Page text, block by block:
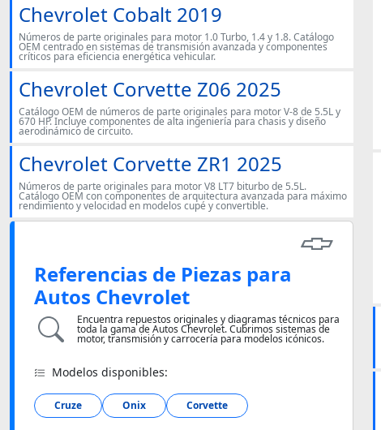
Chevrolet Cobalt 2019
Números de parte originales para motor 1.0 Turbo, 1.4 y 1.8. Catálogo
OEM centrado en sistemas de transmisión avanzada y componentes
críticos para eficiencia energética vehicular.
Chevrolet Corvette Z06 2025
Catálogo OEM de números de parte originales para motor V-8 de 5.5L y
670 HP. Incluye componentes de alta ingeniería para chasis y diseño
aerodinámico de circuito.
Chevrolet Corvette ZR1 2025
Números de parte originales para motor V8 LT7 biturbo de 5.5L.
Catálogo OEM con componentes de arquitectura avanzada para máximo
rendimiento y velocidad en modelos cupé y convertible.
Referencias de Piezas para
Autos Chevrolet
Encuentra repuestos originales y diagramas técnicos para
toda la gama de Autos Chevrolet. Cubrimos sistemas de
motor, transmisión y carrocería para modelos icónicos.
Modelos disponibles:
Cruze Onix Corvette